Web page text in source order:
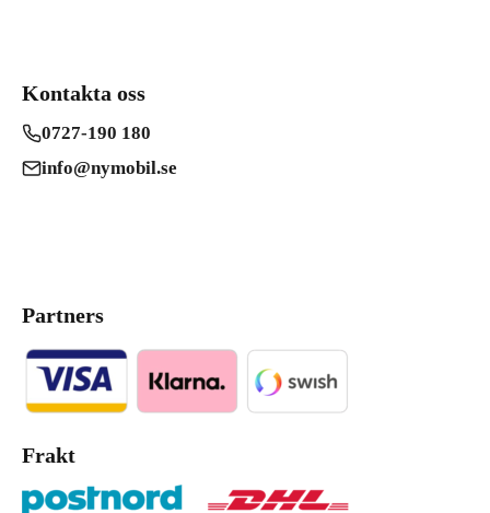
Kontakta oss
0727-190 180
info@nymobil.se
Partners
Frakt